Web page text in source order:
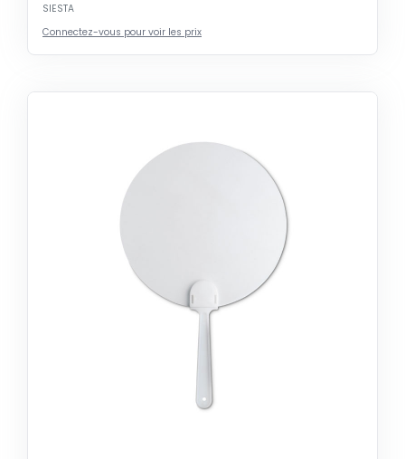
SIESTA
Connectez-vous pour voir les prix